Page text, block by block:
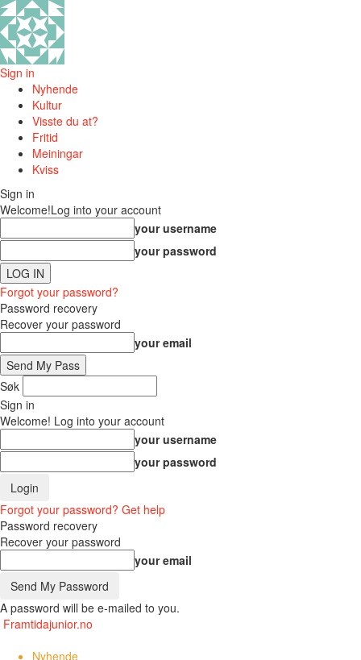
Sign in
Nyhende
Kultur
Visste du at?
Fritid
Meiningar
Kviss
Sign in
Welcome!Log into your account
your username
your password
Forgot your password?
Password recovery
Recover your password
your email
Søk
Sign in
Welcome! Log into your account
your username
your password
Forgot your password? Get help
Password recovery
Recover your password
your email
A password will be e-mailed to you.
Framtidajunior.no
Nyhende